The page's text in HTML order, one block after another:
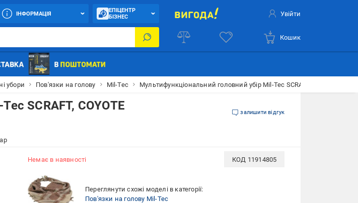
ІНФОРМАЦІЯ
ЕПІЦЕНТР
БІЗНЕС
Увійти
Кошик
убори Пов'язки на голову Mil-Tec Мультифункціональний головний убір Mil-Tec SCRAFT, COYOTE
SCRAFT, COYOTE
залишити відгук
Немає в наявності КОД 11914805
Переглянути схожі моделі в категорії:
Пов'язки на голову Mil-Tec